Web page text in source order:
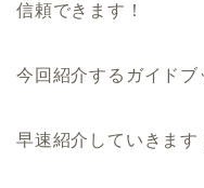
信頼できます！
今回紹介するガイドブ
早速紹介していきます